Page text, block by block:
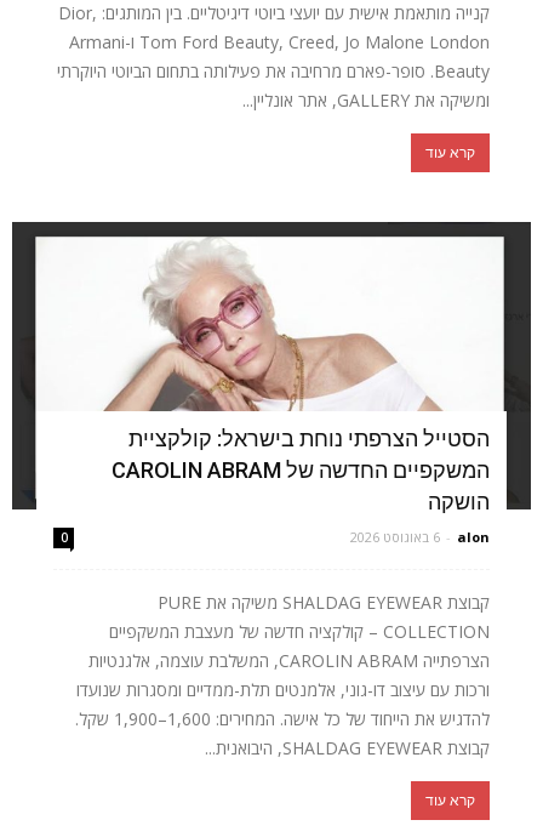
קנייה מותאמת אישית עם יועצי ביוטי דיגיטליים. בין המותגים: Dior,
Tom Ford Beauty, Creed, Jo Malone London ו-Armani
Beauty. סופר-פארם מרחיבה את פעילותה בתחום הביוטי היוקרתי
ומשיקה את GALLERY, אתר אונליין...
קרא עוד
הסטייל הצרפתי נוחת בישראל: קולקציית
המשקפיים החדשה של CAROLIN ABRAM
הושקה
alon
- 6 באוגוסט 2026 0
קבוצת SHALDAG EYEWEAR משיקה את PURE
COLLECTION – קולקציה חדשה של מעצבת המשקפיים
הצרפתייה CAROLIN ABRAM, המשלבת עוצמה, אלגנטיות
ורכות עם עיצוב דו-גוני, אלמנטים תלת-ממדיים ומסגרות שנועדו
להדגיש את הייחוד של כל אישה. המחירים: 1,600–1,900 שקל.
קבוצת SHALDAG EYEWEAR, היבואנית...
קרא עוד